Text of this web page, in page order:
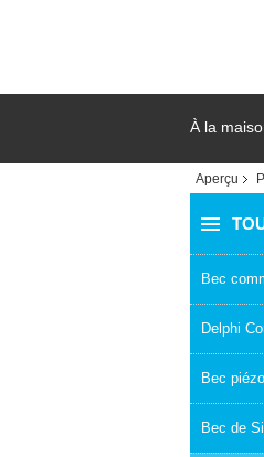
À la
Aperçu
Bec
Delphi
Bec
Bec de